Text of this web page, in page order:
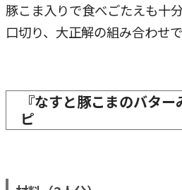
豚こま入りで食べごたえも十
口切り、大正解の組み合わせ
『なすと豚こまのバタ
ピ